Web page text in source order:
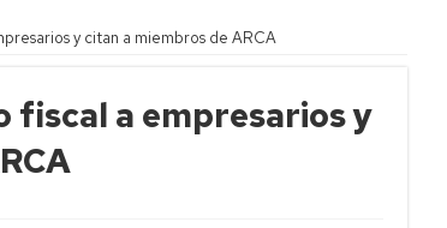
y citan a miembros de ARCA
fiscal a empresarios y